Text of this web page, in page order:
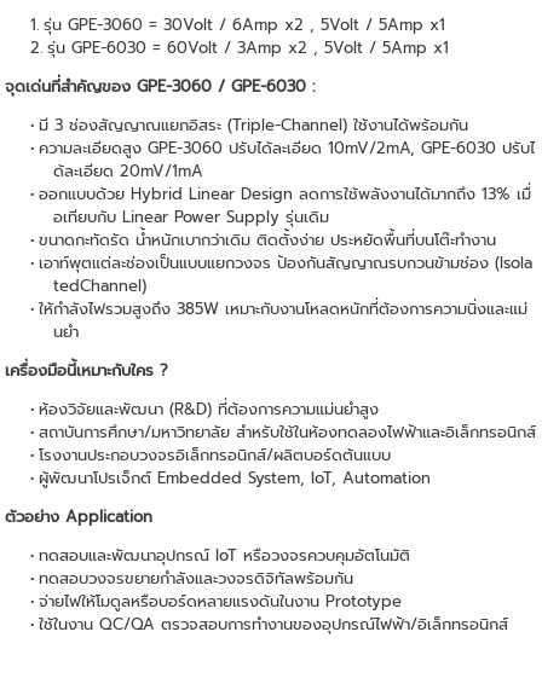
รุ่น GPE-3060 = 30Volt / 6Amp x2 , 5Volt / 5Amp x1
รุ่น GPE-6030 = 60Volt / 3Amp x2 , 5Volt / 5Amp x1
จุดเด่นที่สำคัญของ GPE-3060 / GPE-6030 :
มี 3 ช่องสัญญาณแยกอิสระ (Triple-Channel) ใช้งานได้พร้อมกัน
ความละเอียดสูง GPE-3060 ปรับได้ละเอียด 10mV/2mA, GPE-6030 ปรับไ
ด้ละเอียด 20mV/1mA
ออกแบบด้วย Hybrid Linear Design ลดการใช้พลังงานได้มากถึง 13% เมื่
อเทียบกับ Linear Power Supply รุ่นเดิม
ขนาดกะทัดรัด น้ำหนักเบากว่าเดิม ติดตั้งง่าย ประหยัดพื้นที่บนโต๊ะทำงาน
เอาท์พุตแต่ละช่องเป็นแบบแยกวงจร ป้องกันสัญญาณรบกวนข้ามช่อง (Isola
tedChannel)
ให้กำลังไฟรวมสูงถึง 385W เหมาะกับงานโหลดหนักที่ต้องการความนิ่งและแม่
นยำ
เครื่องมือนี้เหมาะกับใคร ?
ห้องวิจัยและพัฒนา (R&D) ที่ต้องการความแม่นยำสูง
สถาบันการศึกษา/มหาวิทยาลัย สำหรับใช้ในห้องทดลองไฟฟ้าและอิเล็กทรอนิกส์
โรงงานประกอบวงจรอิเล็กทรอนิกส์/ผลิตบอร์ดต้นแบบ
ผู้พัฒนาโปรเจ็กต์ Embedded System, IoT, Automation
ตัวอย่าง Application
ทดสอบและพัฒนาอุปกรณ์ IoT หรือวงจรควบคุมอัตโนมัติ
ทดสอบวงจรขยายกำลังและวงจรดิจิทัลพร้อมกัน
จ่ายไฟให้โมดูลหรือบอร์ดหลายแรงดันในงาน Prototype
ใช้ในงาน QC/QA ตรวจสอบการทำงานของอุปกรณ์ไฟฟ้า/อิเล็กทรอนิกส์